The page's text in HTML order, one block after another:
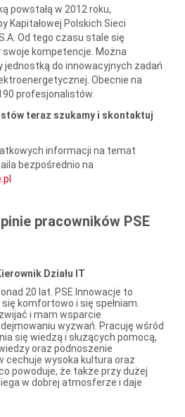
powstałą w 2012 roku,
Kapitałowej Polskich Sieci
Od tego czasu stale się
kompetencje. Można
do innowacyjnych zadań
Obecnie na
profesjonalistów.
teraz szukamy i skontaktuj
informacji na temat
bezpośrednio na
pracowników PSE
Działu IT
20 lat. PSE Innowacje to
komfortowo i się spełniam.
i mam wsparcie
wyzwań. Pracuję wśród
się wiedzą i służących pomocą,
oraz podnoszenie
cechuje wysoka kultura oraz
powoduje, że także przy dużej
w dobrej atmosferze i daje